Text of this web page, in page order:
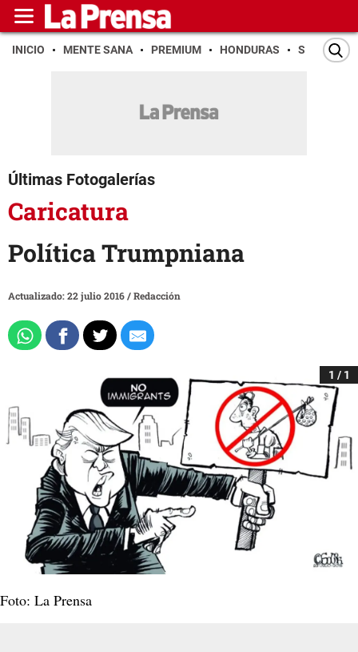
INICIO MENTE SANA PREMIUM HONDURAS SAN PEDRO
Últimas Fotogalerías
Caricatura
Política Trumpniana
Actualizado: 22 julio 2016/Redacción
1 / 1
Foto: La Prensa